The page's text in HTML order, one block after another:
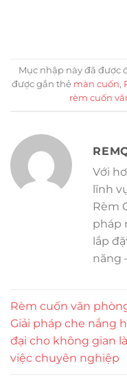
Mục nhập này đã được
được gắn thẻ màn cuốn,
rèm cuốn
Với
lĩnh
Rèm
pháp
lắp
năng
Rèm cuốn văn
Giải pháp che nắng
đại cho không gian
việc chuyên nghiệp